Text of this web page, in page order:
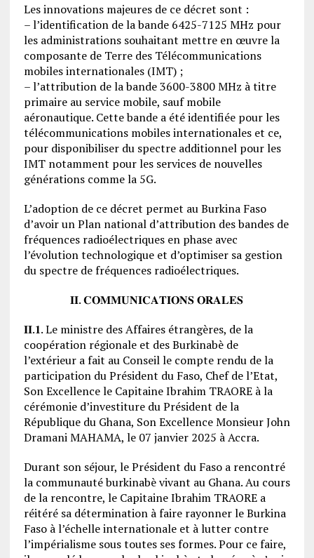
Les innovations majeures de ce décret sont :
– l’identification de la bande 6425-7125 MHz pour
les administrations souhaitant mettre en œuvre la
composante de Terre des Télécommunications
mobiles internationales (IMT) ;
– l’attribution de la bande 3600-3800 MHz à titre
primaire au service mobile, sauf mobile
aéronautique. Cette bande a été identifiée pour les
télécommunications mobiles internationales et ce,
pour disponibiliser du spectre additionnel pour les
IMT notamment pour les services de nouvelles
générations comme la 5G.
L’adoption de ce décret permet au Burkina Faso
d’avoir un Plan national d’attribution des bandes de
fréquences radioélectriques en phase avec
l’évolution technologique et d’optimiser sa gestion
du spectre de fréquences radioélectriques.
𝐈𝐈. 𝐂𝐎𝐌𝐌𝐔𝐍𝐈𝐂𝐀𝐓𝐈𝐎𝐍𝐒 𝐎𝐑𝐀𝐋𝐄𝐒
𝐈𝐈.𝟏. Le ministre des Affaires étrangères, de la
coopération régionale et des Burkinabè de
l’extérieur a fait au Conseil le compte rendu de la
participation du Président du Faso, Chef de l’Etat,
Son Excellence le Capitaine Ibrahim TRAORE à la
cérémonie d’investiture du Président de la
République du Ghana, Son Excellence Monsieur John
Dramani MAHAMA, le 07 janvier 2025 à Accra.
Durant son séjour, le Président du Faso a rencontré
la communauté burkinabè vivant au Ghana. Au cours
de la rencontre, le Capitaine Ibrahim TRAORE a
réitéré sa détermination à faire rayonner le Burkina
Faso à l’échelle internationale et à lutter contre
l’impérialisme sous toutes ses formes. Pour ce faire,